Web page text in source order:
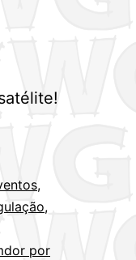
,
,
por